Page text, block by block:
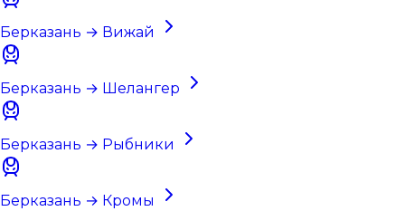
Берказань → Вижай
Берказань → Шелангер
Берказань → Рыбники
Берказань → Кромы